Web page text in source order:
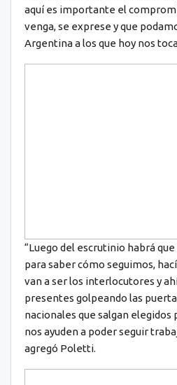
aquí es importante el
venga, se exprese y que
Argentina a los que hoy nos
“Luego del escrutinio habrá
para saber cómo seguimos,
van a ser los interlocutores y
presentes golpeando las
nacionales que salgan elegidos
nos ayuden a poder seguir
agregó Poletti.